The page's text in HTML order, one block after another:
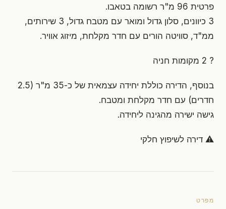
פרטית 96 מ"ר רשומה בטאבו.
3 כיוונים, סלון גדול ומואר עם מטבח גדול, 3 שירותים,
ממ"ד, סוויטה הורים עם חדר מקלחת, מיזוג אוויר.
? 2 מקומות חניה
בנוסף, הדירה כוללת יחידה עצמאית של כ-35 מ"ר (2.5
חדרים) עם חדר מקלחת ומטבח.
גישה ישירה מהגינה ליחידה.
⚠️ דירה לשיפוץ חלקי
מפרט